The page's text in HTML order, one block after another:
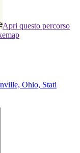
Apri questo percorso
Ohio, Stati